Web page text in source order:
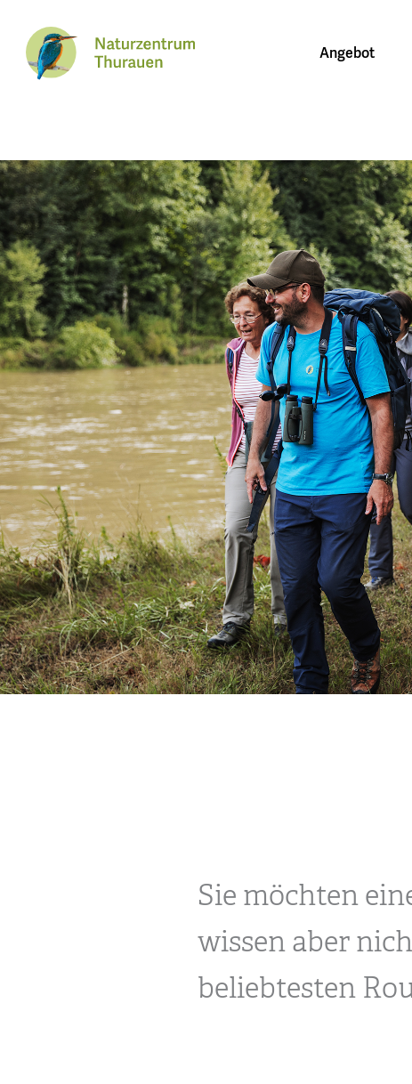
Angebot
Sie möchten
wissen aber
beliebtesten